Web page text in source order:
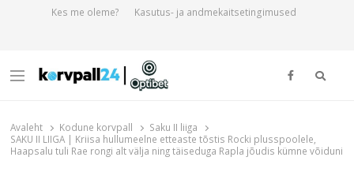
Kes me oleme? Kasutus- ja andmekaitsetingimused
Menu Otsi
Avaleht Kodune korvpall
Saku II liiga
SAKU II LIIGA | Kriisa hullumeelne etteaste tõstis Rocki plusspoolele,
Haapsalu tuli Rae rongi alt välja ning täiseduga Rapla jõudis kümne võiduni